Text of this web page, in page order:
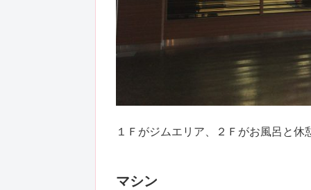
１Ｆがジムエリア、２Ｆがお風呂と
マシン